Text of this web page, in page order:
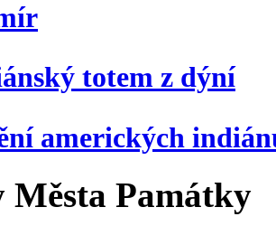
totem z dýní
amerických
Města Památky